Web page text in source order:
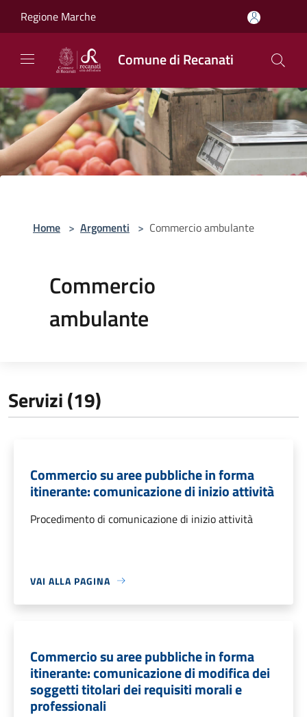
Regione Marche
Comune di Recanati
Home > Argomenti > Commercio ambulante
Commercio
ambulante
Servizi (19)
Commercio su aree pubbliche in forma
itinerante: comunicazione di inizio attività
Procedimento di comunicazione di inizio attività
VAI ALLA PAGINA
Commercio su aree pubbliche in forma
itinerante: comunicazione di modifica dei
soggetti titolari dei requisiti morali e
professionali